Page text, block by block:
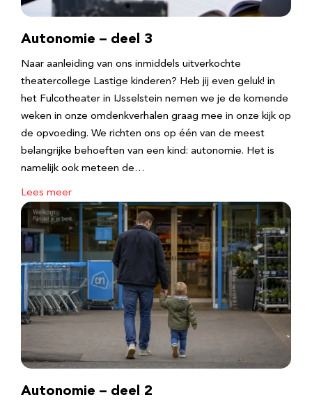
Autonomie – deel 3
Naar aanleiding van ons inmiddels uitverkochte
theatercollege Lastige kinderen? Heb jij even geluk! in
het Fulcotheater in IJsselstein nemen we je de komende
weken in onze omdenkverhalen graag mee in onze kijk op
de opvoeding. We richten ons op één van de meest
belangrijke behoeften van een kind: autonomie. Het is
namelijk ook meteen de…
Lees meer
Autonomie – deel 2